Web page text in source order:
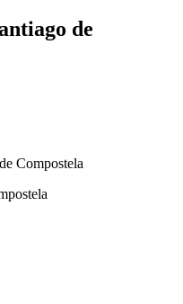
de
Compostela